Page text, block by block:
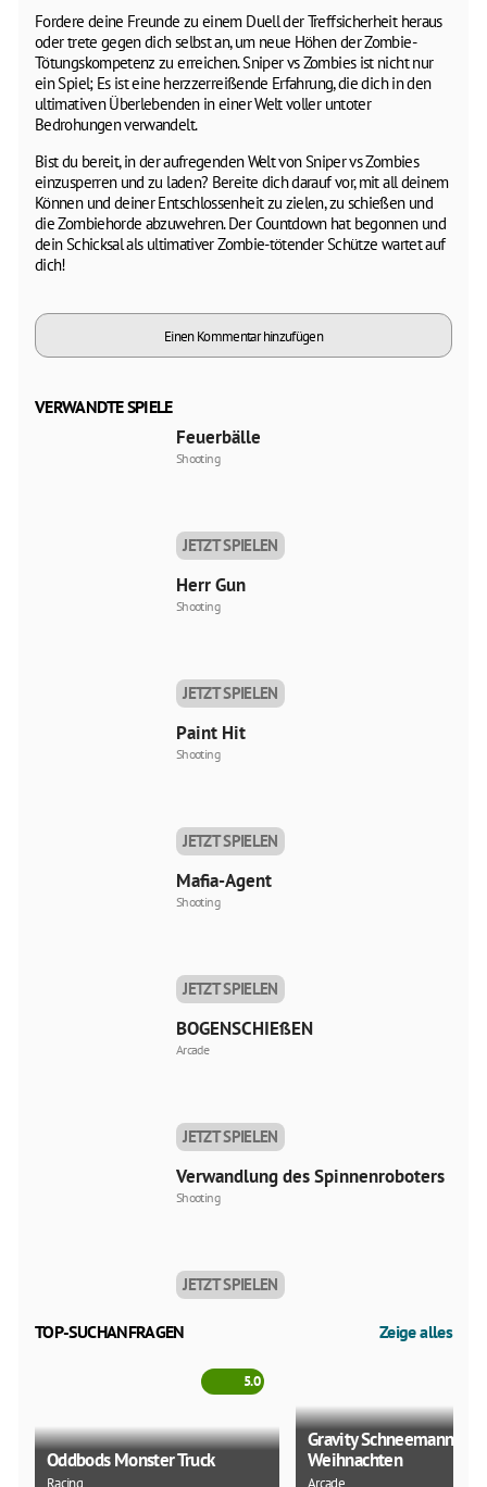
Fordere deine Freunde zu einem Duell der Treffsicherheit heraus
oder trete gegen dich selbst an, um neue Höhen der Zombie-
Tötungskompetenz zu erreichen. Sniper vs Zombies ist nicht nur
ein Spiel; Es ist eine herzzerreißende Erfahrung, die dich in den
ultimativen Überlebenden in einer Welt voller untoter
Bedrohungen verwandelt.
Bist du bereit, in der aufregenden Welt von Sniper vs Zombies
einzusperren und zu laden? Bereite dich darauf vor, mit all deinem
Können und deiner Entschlossenheit zu zielen, zu schießen und
die Zombiehorde abzuwehren. Der Countdown hat begonnen und
dein Schicksal als ultimativer Zombie-tötender Schütze wartet auf
dich!
Einen Kommentar hinzufügen
VERWANDTE SPIELE
Feuerbälle
Shooting
JETZT SPIELEN
Herr Gun
Shooting
JETZT SPIELEN
Paint Hit
Shooting
JETZT SPIELEN
Mafia-Agent
Shooting
JETZT SPIELEN
BOGENSCHIEßEN
Arcade
JETZT SPIELEN
Verwandlung des Spinnenroboters
Shooting
JETZT SPIELEN
TOP-SUCHANFRAGEN Zeige alles
Oddbods Monster Truck
Racing
5.0
Gravity Schneemann
Weihnachten
Arcade